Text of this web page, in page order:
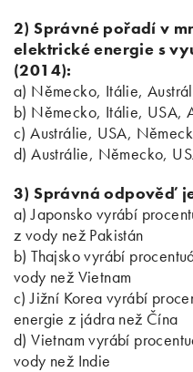
2) Správné pořadí v
elektrické energie s
(2014):
a) Německo, Itálie,
b) Německo, Itálie, USA,
c) Austrálie, USA,
d) Austrálie, Německo,
3) Správná odpověď
a) Japonsko vyrábí
z vody než Pakistán
b) Thajsko vyrábí
vody než Vietnam
c) Jižní Korea vyrábí
energie z jádra než Čína
d) Vietnam vyrábí
vody než Indie